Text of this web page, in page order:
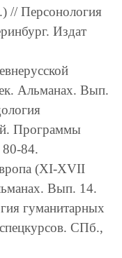
// Персонология
Издат
Альманах. Вып.
Программы
84.
(XI-XVII
Вып. 14.
гуманитарных
СПб.,